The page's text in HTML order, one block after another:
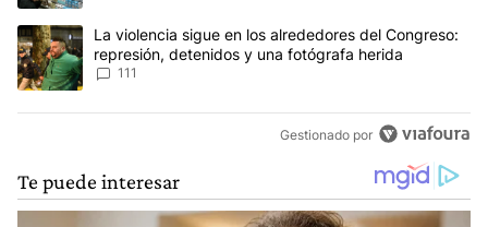
Un artículo de tendencia con el título "La violencia sigue en los
La violencia sigue en los alrededores del Congreso:
represión, detenidos y una fotógrafa herida
111
Gestionado por